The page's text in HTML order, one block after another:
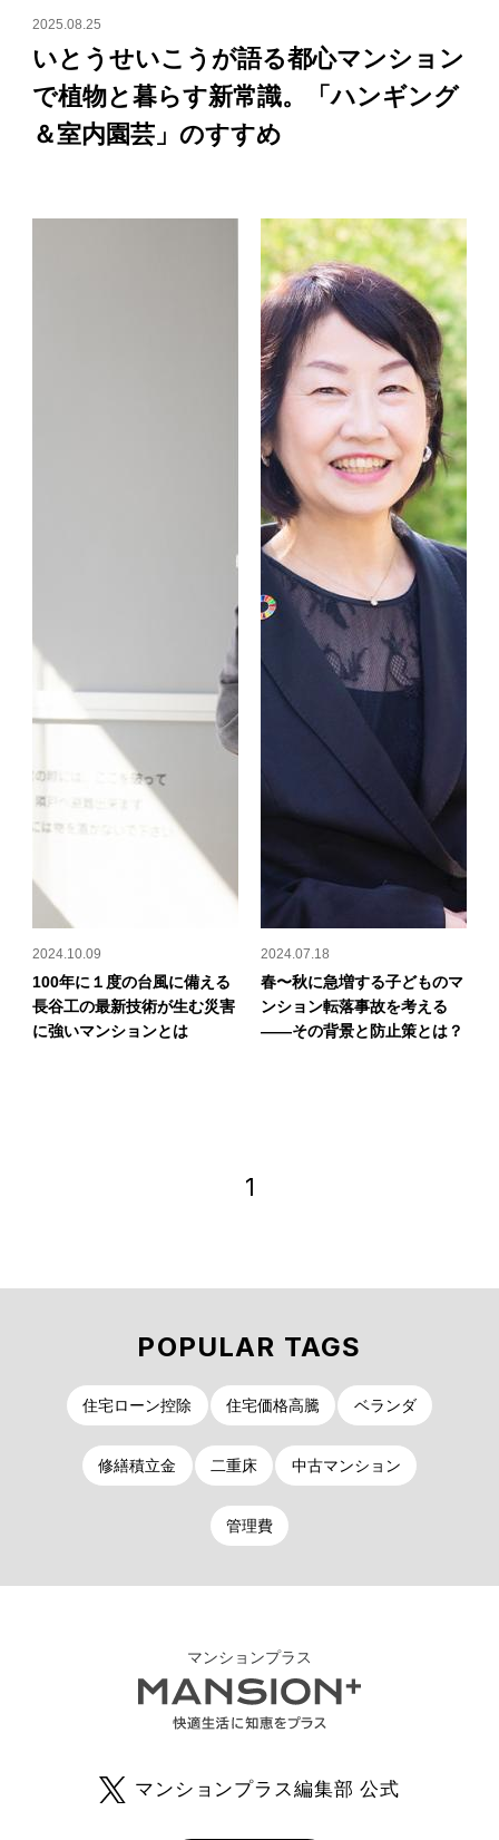
2025.08.25
いとうせいこうが語る都心マンション
で植物と暮らす新常識。「ハンギング
＆室内園芸」のすすめ
2024.10.09
100年に１度の台風に備える
長谷工の最新技術が生む災害
に強いマンションとは
2024.07.18
春〜秋に急増する子どものマ
ンション転落事故を考える
――その背景と防止策とは？
1
POPULAR TAGS
住宅ローン控除 住宅価格高騰 ベランダ
修繕積立金 二重床 中古マンション
管理費
マンションプラス
マンションプラス編集部 公式